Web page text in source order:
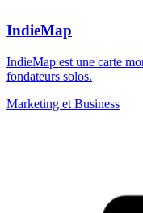
IndieMap
IndieMap est une carte
fondateurs solos.
Marketing et Business